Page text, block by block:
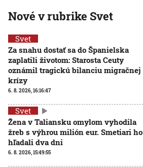
Nové v rubrike Svet
Svet
Za snahu dostať sa do Španielska
zaplatili životom: Starosta Ceuty
oznámil tragickú bilanciu migračnej
krízy
6. 8. 2026, 16:16:47
Svet
Žena v Taliansku omylom vyhodila
žreb s výhrou milión eur. Smetiari ho
hľadali dva dni
6. 8. 2026, 15:49:55